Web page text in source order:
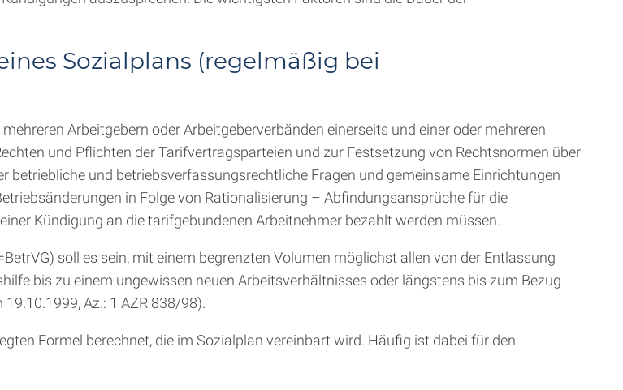
Sozialplans (regelmäßig bei
Arbeitgebern oder Arbeitgeberverbänden einerseits und einer oder mehreren
und Pflichten der Tarifvertragsparteien und zur Festsetzung von Rechtsnormen über
betriebliche und betriebsverfassungsrechtliche Fragen und gemeinsame Einrichtungen
in Folge von Rationalisierung – Abfindungsansprüche für die
Kündigung an die tarifgebundenen Arbeitnehmer bezahlt werden müssen.
soll es sein, mit einem begrenzten Volumen möglichst allen von der Entlassung
bis zu einem ungewissen neuen Arbeitsverhältnisses oder längstens bis zum Bezug
Az.: 1 AZR 838/98).
Formel berechnet, die im Sozialplan vereinbart wird. Häufig ist dabei für den